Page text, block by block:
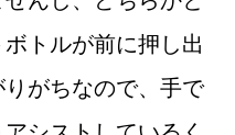
トルが前に押し出
がちなので、手で